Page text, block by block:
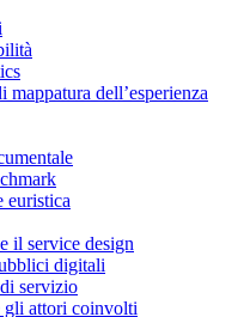
mappatura dell’esperienza
euristica
il service design
digitali
servizio
gli attori coinvolti